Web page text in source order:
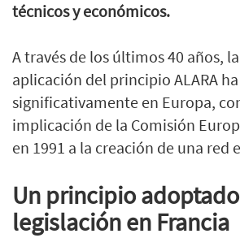
técnicos y económicos.
A través de los últimos 40 años,
aplicación del principio ALARA
significativamente en Europa,
implicación de la Comisión
en 1991 a la creación de una red
Un principio
legislación en Francia